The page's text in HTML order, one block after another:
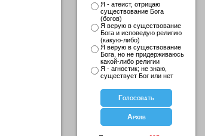
Я - атеист, отрицаю
существование Бога
(богов)
Я верую в существование
Бога и исповедую религию
(какую-либо)
Я верую в существование
Бога, но не придерживаюсь
какой-либо религии
Я - агностик; не знаю,
существует Бог или нет